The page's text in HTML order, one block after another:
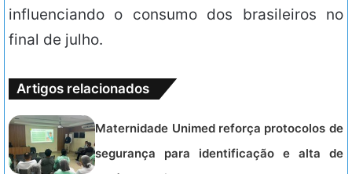
influenciando o consumo dos brasileiros no
final de julho.
Artigos relacionados
Maternidade Unimed reforça protocolos de
segurança para identificação e alta de